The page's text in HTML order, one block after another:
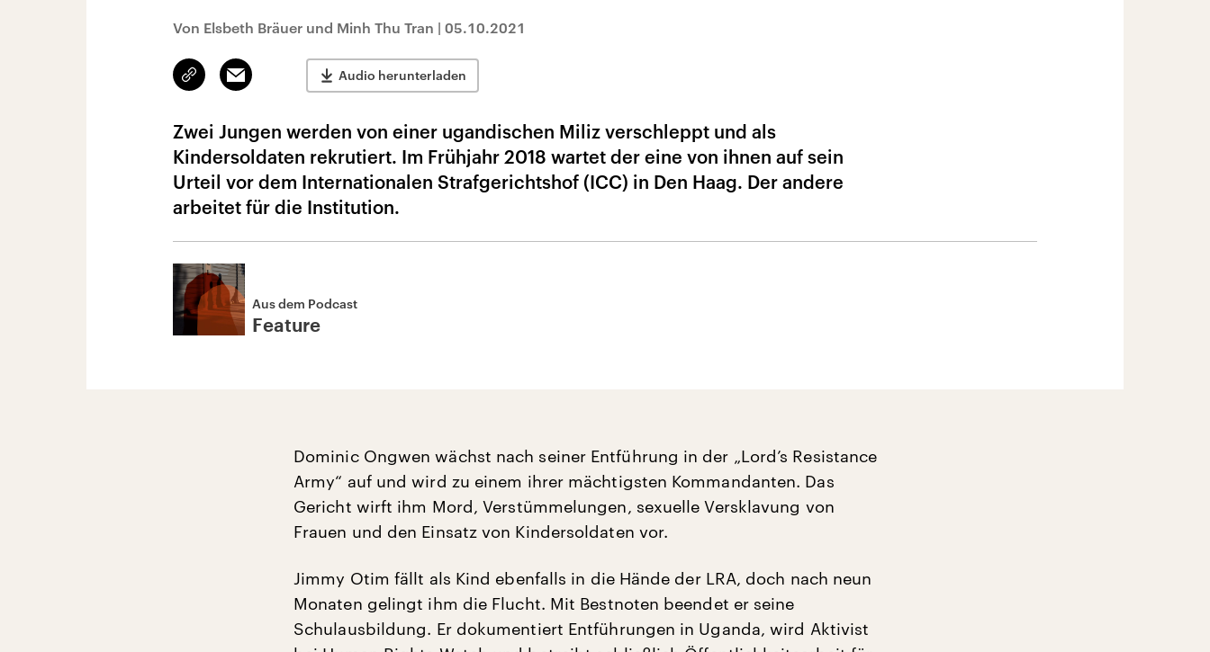
Von Elsbeth Bräuer und Minh Thu Tran | 05.10.2021
Link
kopieren/teilen
Email Audio herunterladen
Zwei Jungen werden von einer ugandischen Miliz verschleppt und als
Kindersoldaten rekrutiert. Im Frühjahr 2018 wartet der eine von ihnen auf sein
Urteil vor dem Internationalen Strafgerichtshof (ICC) in Den Haag. Der andere
arbeitet für die Institution.
Aus dem Podcast
Feature
Dominic Ongwen wächst nach seiner Entführung in der „Lord’s Resistance
Army“ auf und wird zu einem ihrer mächtigsten Kommandanten. Das
Gericht wirft ihm Mord, Verstümmelungen, sexuelle Versklavung von
Frauen und den Einsatz von Kindersoldaten vor.
Jimmy Otim fällt als Kind ebenfalls in die Hände der LRA, doch nach neun
Monaten gelingt ihm die Flucht. Mit Bestnoten beendet er seine
Schulausbildung. Er dokumentiert Entführungen in Uganda, wird Aktivist